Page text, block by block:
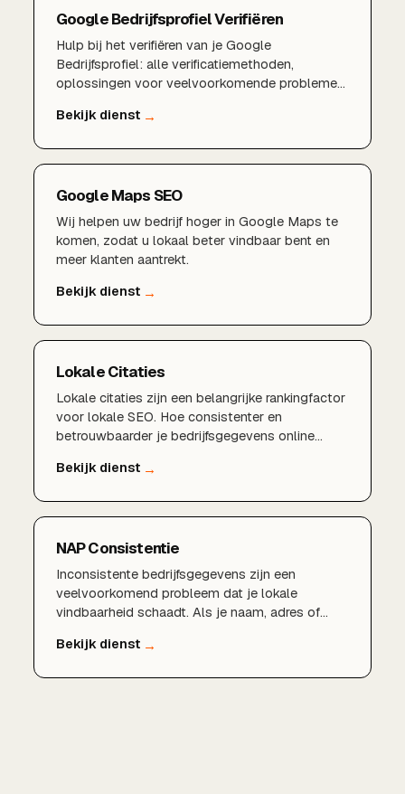
Google Bedrijfsprofiel Verifiëren
Hulp bij het verifiëren van je Google
Bedrijfsprofiel: alle verificatiemethoden,
oplossingen voor veelvoorkomende problemen
Google Maps SEO
Wij helpen uw bedrijf hoger in Google Maps te
komen, zodat u lokaal beter vindbaar bent en
meer klanten aantrekt.
Lokale Citaties
Lokale citaties zijn een belangrijke rankingfactor
voor lokale SEO. Hoe consistenter en
betrouwbaarder je bedrijfsgegevens online
je onderneming heeft. Wij bouwen en beheren
NAP Consistentie
Inconsistente bedrijfsgegevens zijn een
veelvoorkomend probleem dat je lokale
vindbaarheid schaadt. Als je naam, adres of
websites en in gidsen, raakt Google in de war.